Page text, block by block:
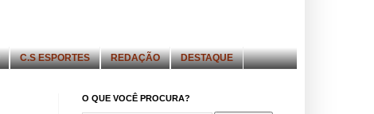
C.S ESPORTES REDAÇÃO DESTAQUE
O QUE VOCÊ PROCURA?